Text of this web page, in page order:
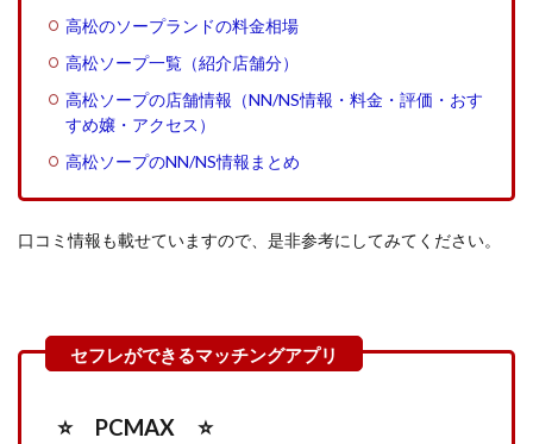
高松のソープランドの料金相場
高松ソープ一覧（紹介店舗分）
高松ソープの店舗情報（NN/NS情報・料金・評価・おす
すめ嬢・アクセス）
高松ソープのNN/NS情報まとめ
口コミ情報も載せていますので、是非参考にしてみてください。
⭐️ PCMAX ⭐️